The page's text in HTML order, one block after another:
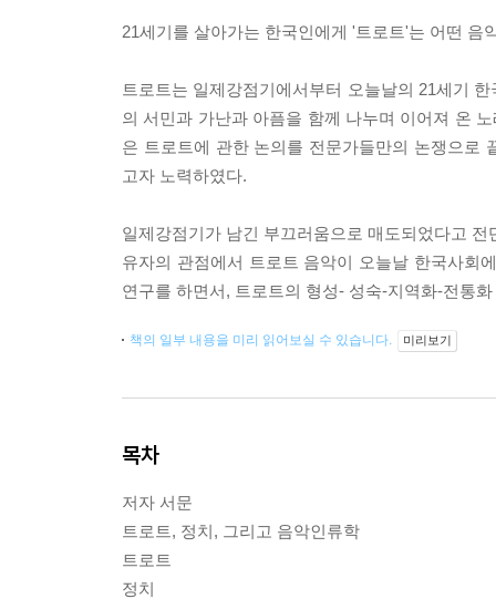
21세기를 살아가는 한국인에게 '트로트'는 어떤 음
트로트는 일제강점기에서부터 오늘날의 21세기
의 서민과 가난과 아픔을 함께 나누며 이어져 온
은 트로트에 관한 논의를 전문가들만의 논쟁으로
고자 노력하였다.
일제강점기가 남긴 부끄러움으로 매도되었다고
유자의 관점에서 트로트 음악이 오늘날 한국사회
연구를 하면서, 트로트의 형성- 성숙-지역화-전통
책의 일부 내용을 미리 읽어보실 수 있습니다. 미리보기
목차
저자 서문
트로트, 정치, 그리고 음악인류학
트로트
정치